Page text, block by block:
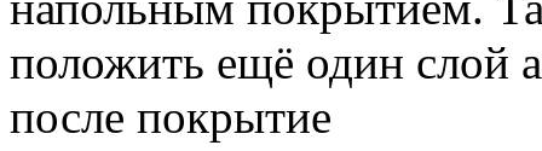
положить ещё один слой
после покрытие